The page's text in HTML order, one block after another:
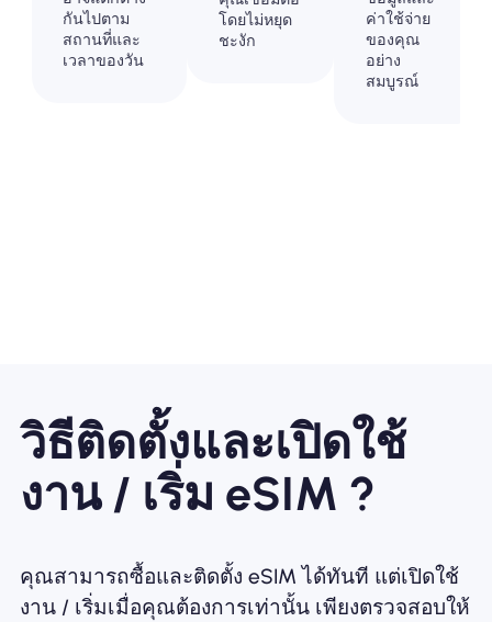
กันไปตาม
สถานที่และ
เวลาของวัน
โดยไม่หยุด
ชะงัก
ค่าใช้จ่าย
ของคุณ
อย่าง
สมบูรณ์
วิธีติดตั้งและเปิดใช้
งาน / เริ่ม eSIM ?
คุณสามารถซื้อและติดตั้ง eSIM ได้ทันที แต่เปิดใช้
งาน / เริ่มเมื่อคุณต้องการเท่านั้น เพียงตรวจสอบให้